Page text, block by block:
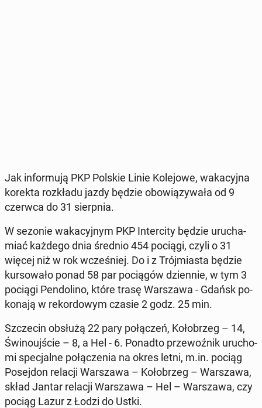
Jak in­for­mu­ją PKP Polskie Linie Ko­le­jo­we, wa­ka­cyj­na
korekta roz­kła­du jazdy będzie obo­wią­zy­wa­ła od 9
czerwca do 31 sierp­nia.
W sezonie wa­ka­cyj­nym PKP In­ter­ci­ty będzie uru­cha­
miać każdego dnia średnio 454 pociągi, czyli o 31
więcej niż w rok wcze­śniej. Do i z Trój­mia­sta będzie
kur­so­wa­ło ponad 58 par po­cią­gów dzien­nie, w tym 3
pociągi Pen­do­li­no, które trasę War­sza­wa - Gdańsk po­
ko­na­ją w re­kor­do­wym czasie 2 godz. 25 min.
Szcze­cin obsłużą 22 pary po­łą­czeń, Ko­ło­brzeg – 14,
Świ­no­uj­ście – 8, a Hel - 6. Ponadto prze­woź­nik uru­cho­
mi spe­cjal­ne po­łą­cze­nia na okres letni, m.in. pociąg
Po­sej­don relacji War­sza­wa – Ko­ło­brzeg – War­sza­wa,
skład Jantar relacji War­sza­wa – Hel – War­sza­wa, czy
pociąg Lazur z Łodzi do Ustki.